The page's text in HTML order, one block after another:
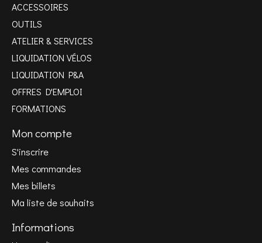
ACCESSOIRES
OUTILS
ATELIER & SERVICES
LIQUIDATION VÉLOS
LIQUIDATION P&A
OFFRES D'EMPLOI
FORMATIONS
Mon compte
S'inscrire
Mes commandes
Mes billets
Ma liste de souhaits
Informations